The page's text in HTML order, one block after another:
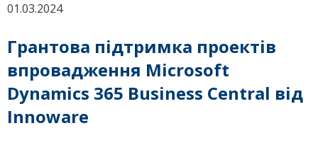
01.03.2024
Грантова підтримка проектів
впровадження Microsoft
Dynamics 365 Business Central від
Іnnoware